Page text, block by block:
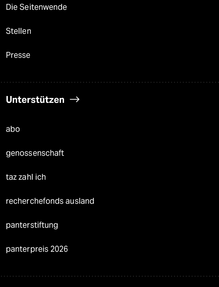
Die Seitenwende
Stellen
Presse
Unterstützen
abo
genossenschaft
taz zahl ich
recherchefonds ausland
panterstiftung
panterpreis 2026